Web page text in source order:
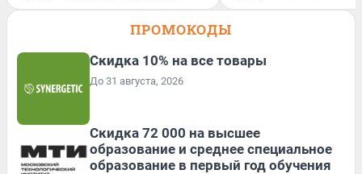
ПРОМОКОДЫ
Скидка 10% на все товары
До 31 августа, 2026
Скидка 72 000 на высшее
образование и среднее специальное
образование в первый год обучения